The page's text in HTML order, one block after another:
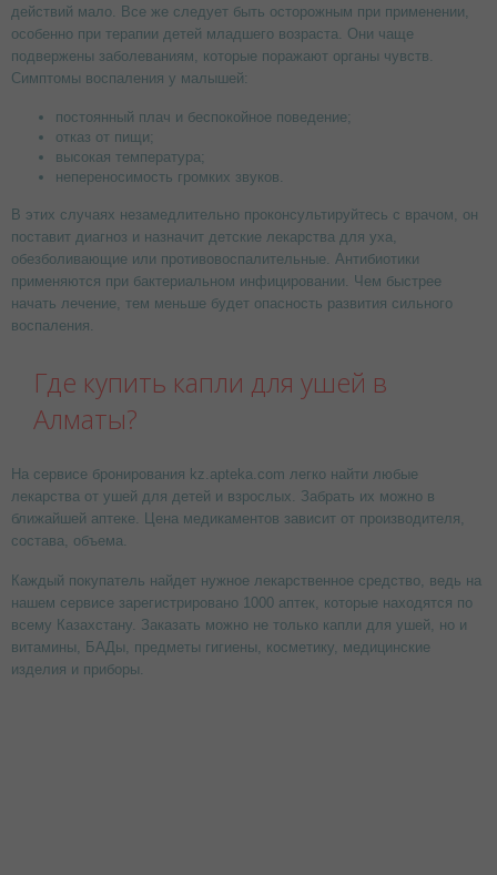
действий мало. Все же следует быть осторожным при применении,
особенно при терапии детей младшего возраста. Они чаще
подвержены заболеваниям, которые поражают органы чувств.
Симптомы воспаления у малышей:
постоянный плач и беспокойное поведение;
отказ от пищи;
высокая температура;
непереносимость громких звуков.
В этих случаях незамедлительно проконсультируйтесь с врачом, он
поставит диагноз и назначит детские лекарства для уха,
обезболивающие или противовоспалительные. Антибиотики
применяются при бактериальном инфицировании. Чем быстрее
начать лечение, тем меньше будет опасность развития сильного
воспаления.
Где купить капли для ушей в
Алматы?
На сервисе бронирования kz.apteka.com легко найти любые
лекарства от ушей для детей и взрослых. Забрать их можно в
ближайшей аптеке. Цена медикаментов зависит от производителя,
состава, объема.
Каждый покупатель найдет нужное лекарственное средство, ведь на
нашем сервисе зарегистрировано 1000 аптек, которые находятся по
всему Казахстану. Заказать можно не только капли для ушей, но и
витамины, БАДы, предметы гигиены, косметику, медицинские
изделия и приборы.